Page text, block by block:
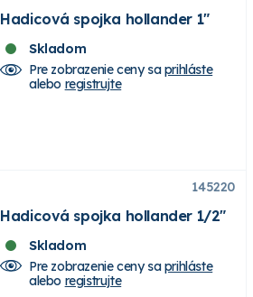
Hadicová spojka hollander 1"
Skladom
Pre zobrazenie ceny saprihláste
alebo registrujte
145220
Hadicová spojka hollander 1/2"
Skladom
Pre zobrazenie ceny saprihláste
alebo registrujte